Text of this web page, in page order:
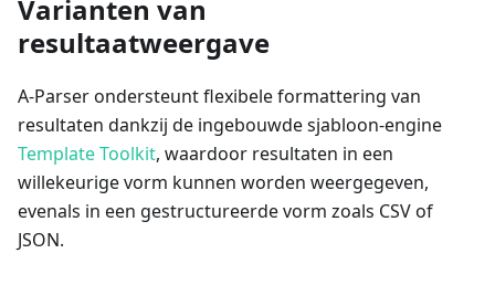
Varianten van
resultaatweergave
A-Parser ondersteunt flexibele formattering van
resultaten dankzij de ingebouwde sjabloon-engine
Template Toolkit, waardoor resultaten in een
willekeurige vorm kunnen worden weergegeven,
evenals in een gestructureerde vorm zoals CSV of
JSON.